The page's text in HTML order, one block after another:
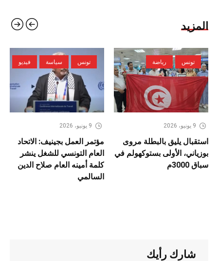
المزيد
تونس رياضة
9 يونيو، 2026
استقبال يليق بالبطلة مروى
بوزياني، الأولى بستوكهولم في
سباق 3000م
تونس سياسة فيديو
9 يونيو، 2026
مؤتمر العمل بجينيف: الاتحاد
العام التونسي للشغل ينشر
كلمة أمينه العام صلاح الدين
السالمي
شارك رأيك